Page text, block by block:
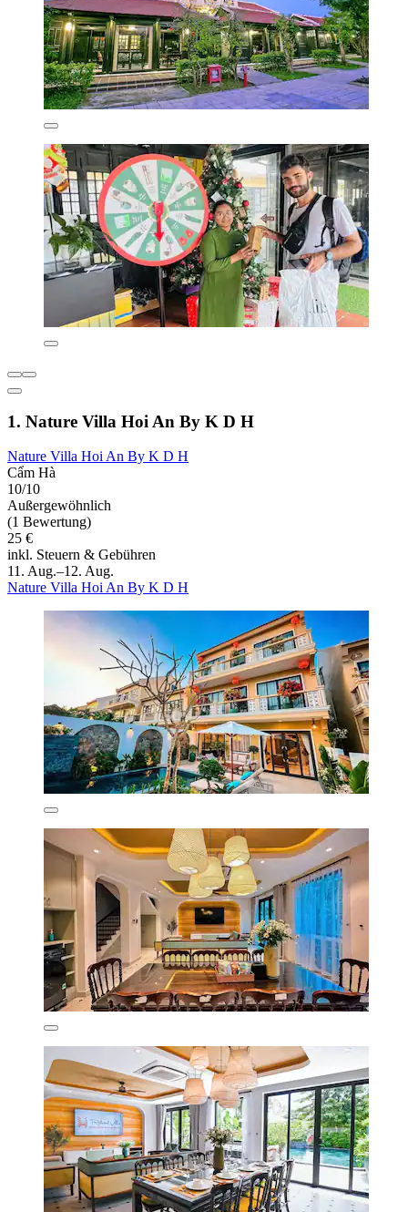
1. Nature Villa Hoi An By K D H
Nature Villa Hoi An By K D H
Cẩm Hà
10/10
Außergewöhnlich
(1 Bewertung)
25 €
inkl. Steuern & Gebühren
11. Aug.–12. Aug.
Nature Villa Hoi An By K D H